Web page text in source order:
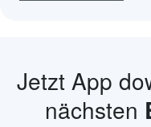
Jetzt App
nächsten